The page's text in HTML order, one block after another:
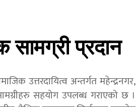
सामग्री प्रदान
उत्तरदायित्व अन्तर्गत महेन्द्रनगर,
सामग्रीहरु सहयोग उपलब्ध गराएको छ ।